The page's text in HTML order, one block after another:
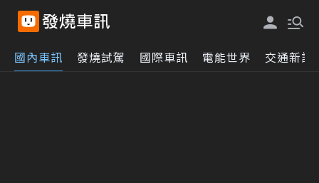
國內車訊 發燒試駕 國際車訊 電能世界 交通新訊